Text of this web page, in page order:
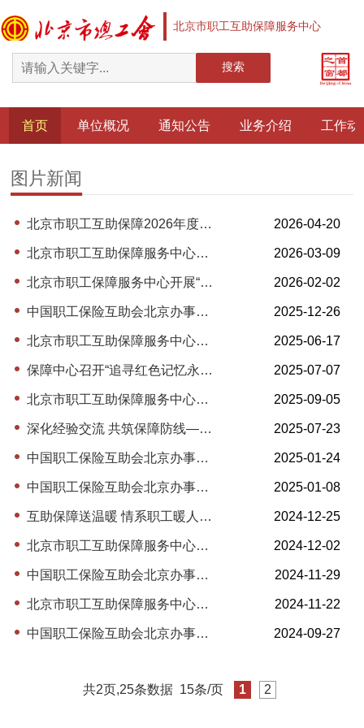
北京市职工互助保障服务中心
搜索
首页 单位概况 通知公告 业务介绍 工作动
图片新闻
北京市职工互助保障2026年度工作推进会召开 2026-04-20
北京市职工互助保障服务中心召开工会第五届委员会第二次全体职工大会 2026-03-09
北京市职工保障服务中心开展“互助保障送温暖”活动 2026-02-02
中国职工保险互助会北京办事处举办2025年度全市职工互助保障业务、财务培训班 2025-12-26
北京市职工互助保障服务中心召开警示教育会 2025-06-17
保障中心召开“追寻红色记忆永葆初心使命”纪念建党104周年党员大会 2025-07-07
北京市职工互助保障服务中心开展2025年“互助保障送清凉”活动 2025-09-05
深化经验交流 共筑保障防线——中互会北京办事处召开职工互助保障工作座谈会 2025-07-23
中国职工保险互助会北京办事处开展2025年“互助保障迎春送福”活动 2025-01-24
中国职工保险互助会北京办事处 开展互助保障送温暖活动 —联合大兴区总工会，为新就业形态劳动者送去冬日关怀 2025-01-08
互助保障送温暖 情系职工暖人心——中国职工保险互助会北京办事处、门头沟区总工会 开展互助保障送温暖慰问活动 2024-12-25
北京市职工互助保障服务中心开展2024年消防宣传月活动 2024-12-02
中国职工保险互助会北京办事处举办2024年度全市职工互助保障工作考核会暨业务、财务培训班 2024-11-29
北京市职工互助保障服务中心参加消防培训及演练活动 2024-11-22
中国职工保险互助会北京办事处开展2024年“互助保障送健康”活动 2024-09-27
共2页,25条数据 15条/页 1 2